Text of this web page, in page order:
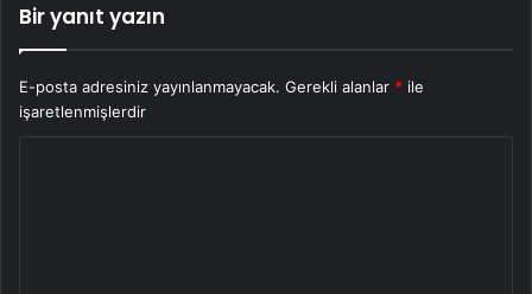
Bir yanıt yazın
E-posta adresiniz yayınlanmayacak. Gerekli alanlar * ile
işaretlenmişlerdir